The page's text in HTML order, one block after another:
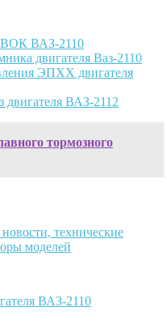
ВАЗ-2110
двигателя Ваз-2110
ЭПХХ двигателя
двигателя ВАЗ-2112
тормозного
технические
моделей
ВАЗ-2110